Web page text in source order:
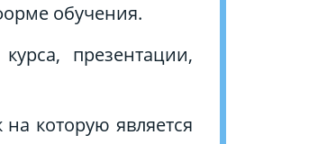
обучения.
презентации,
которую является